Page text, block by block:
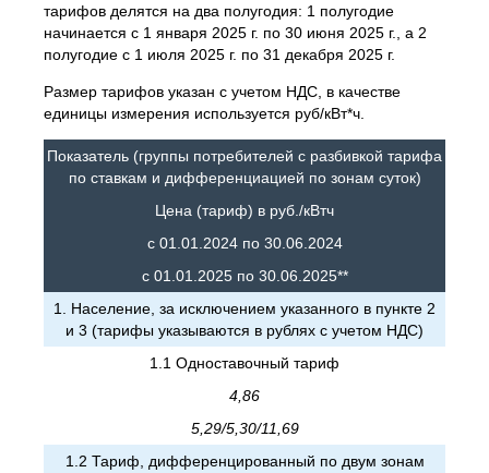
тарифов делятся на два полугодия: 1 полугодие
начинается с 1 января 2025 г. по 30 июня 2025 г., а 2
полугодие с 1 июля 2025 г. по 31 декабря 2025 г.
Размер тарифов указан с учетом НДС, в качестве
единицы измерения используется руб/кВт*ч.
Показатель (группы потребителей с разбивкой тарифа
по ставкам и дифференциацией по зонам суток)
Цена (тариф) в руб./кВтч
с 01.01.2024 по 30.06.2024
с 01.01.2025 по 30.06.2025**
1. Население, за исключением указанного в пункте 2
и 3 (тарифы указываются в рублях с учетом НДС)
1.1 Одноставочный тариф
4,86
5,29/5,30/11,69
1.2 Тариф, дифференцированный по двум зонам